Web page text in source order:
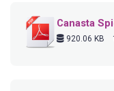
Canasta
920.06 KB